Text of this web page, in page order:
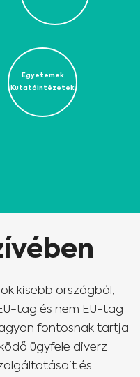
Egyetemek
Kutatóintézetek
kisebb országból,
tag és nem EU-tag
fontosnak tartja
ügyfele diverz
és